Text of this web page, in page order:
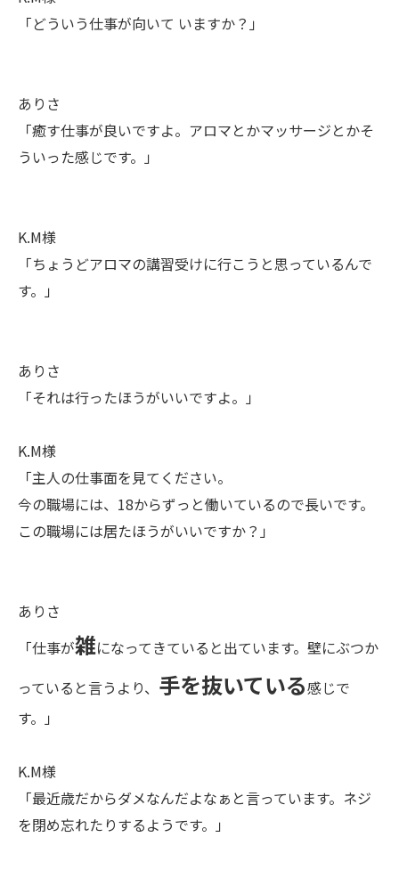
「どういう仕事が向いて いますか？」
ありさ
「癒す仕事が良いですよ。アロマとかマッサージとかそ
ういった感じです。」
K.M様
「ちょうどアロマの講習受けに行こうと思っているんで
す。」
ありさ
「それは行ったほうがいいですよ。」
K.M様
「主人の仕事面を見てください。
今の職場には、18からずっと働いているので長いです。
この職場には居たほうがいいですか？」
ありさ
「仕事が雑になってきていると出ています。壁にぶつか
っていると言うより、 手を抜いている感じで
す。」
K.M様
「最近歳だからダメなんだよなぁと言っています。ネジ
を閉め忘れたりするようです。」